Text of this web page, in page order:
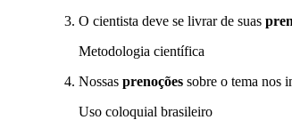
O cientista deve se livrar de suas
Metodologia científica
Nossas prenoções sobre o tema nos
Uso coloquial brasileiro